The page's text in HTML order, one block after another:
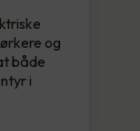
og
både
i